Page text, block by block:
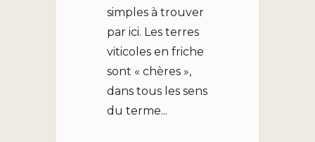
simples à trouver
par ici. Les terres
viticoles en friche
sont « chères »,
dans tous les sens
du terme...